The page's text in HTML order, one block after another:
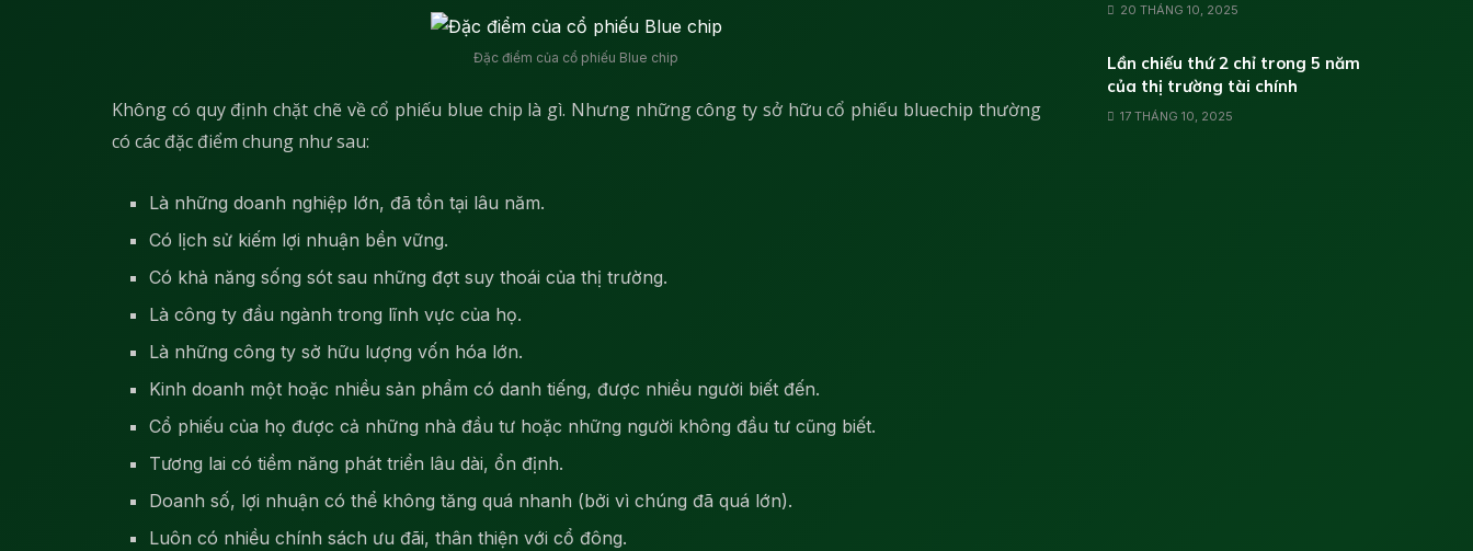
Đặc điểm của cổ phiếu Blue chip
Không có quy định chặt chẽ về cổ phiếu blue chip là gì. Nhưng những công ty sở hữu cổ phiếu bluechip thường
có các đặc điểm chung như sau:
Là những doanh nghiệp lớn, đã tồn tại lâu năm.
Có lịch sử kiếm lợi nhuận bền vững.
Có khả năng sống sót sau những đợt suy thoái của thị trường.
Là công ty đầu ngành trong lĩnh vực của họ.
Là những công ty sở hữu lượng vốn hóa lớn.
Kinh doanh một hoặc nhiều sản phẩm có danh tiếng, được nhiều người biết đến.
Cổ phiếu của họ được cả những nhà đầu tư hoặc những người không đầu tư cũng biết.
Tương lai có tiềm năng phát triển lâu dài, ổn định.
Doanh số, lợi nhuận có thể không tăng quá nhanh (bởi vì chúng đã quá lớn).
Luôn có nhiều chính sách ưu đãi, thân thiện với cổ đông.
20 THÁNG 10, 2025
Lần chiếu thứ 2 chỉ trong 5 năm
của thị trường tài chính
17 THÁNG 10, 2025